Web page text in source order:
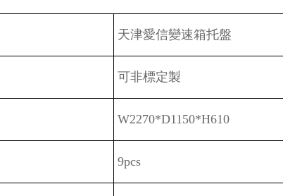
天津愛信變速箱托盤
可非標定製
W2270*D1150*H610
9pcs